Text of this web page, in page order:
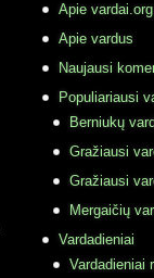
Apie vardai.org
Apie vardus
Naujausi
Populiariausi
Berniukų
Gražiausi
Gražiausi
Mergaičių
Vardadieniai
Vardadieniai